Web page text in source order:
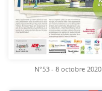
N°53 - 8 octobre 2020